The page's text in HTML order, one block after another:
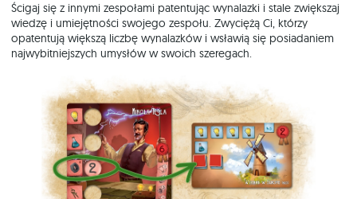
Ścigaj się z innymi zespołami patentując wynalazki i stale zwiększaj
wiedzę i umiejętności swojego zespołu. Zwyciężą Ci, którzy
opatentują większą liczbę wynalazków i wsławią się posiadaniem
najwybitniejszych umysłów w swoich szeregach.